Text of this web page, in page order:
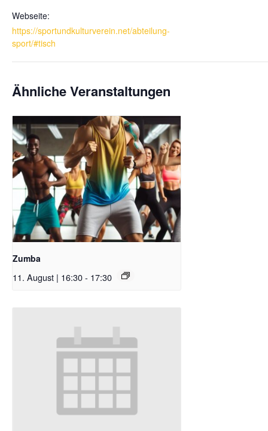
Webseite:
https://sportundkulturverein.net/abteilung-
sport/#tisch
Ähnliche Veranstaltungen
Zumba
11. August | 16:30- 17:30